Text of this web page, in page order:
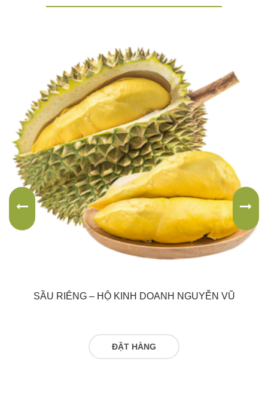
SẦU RIÊNG – HỘ KINH DOANH NGUYỄN VŨ
ĐỌC TIẾP